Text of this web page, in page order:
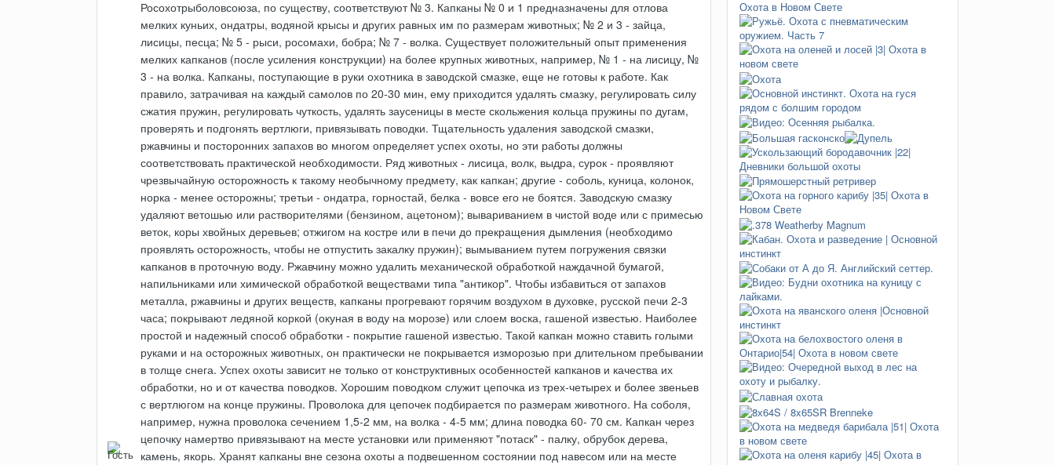
Росохотрыболовсоюза, по существу, соответствуют № 3. Капканы № 0 и 1 предназначены для отлова
мелких куньих, ондатры, водяной крысы и других равных им по размерам животных; № 2 и 3 - зайца,
лисицы, песца; № 5 - рыси, росомахи, бобра; № 7 - волка. Существует положительный опыт применения
мелких капканов (после усиления конструкции) на более крупных животных, например, № 1 - на лисицу, №
3 - на волка. Капканы, поступающие в руки охотника в заводской смазке, еще не готовы к работе. Как
правило, затрачивая на каждый самолов по 20-30 мин, ему приходится удалять смазку, регулировать силу
сжатия пружин, регулировать чуткость, удалять заусеницы в месте скольжения кольца пружины по дугам,
проверять и подгонять вертлюги, привязывать поводки. Тщательность удаления заводской смазки,
ржавчины и посторонних запахов во многом определяет успех охоты, но эти работы должны
соответствовать практической необходимости. Ряд животных - лисица, волк, выдра, сурок - проявляют
чрезвычайную осторожность к такому необычному предмету, как капкан; другие - соболь, куница, колонок,
норка - менее осторожны; третьи - ондатра, горностай, белка - вовсе его не боятся. Заводскую смазку
удаляют ветошью или растворителями (бензином, ацетоном); вывариванием в чистой воде или с примесью
веток, коры хвойных деревьев; отжигом на костре или в печи до прекращения дымления (необходимо
проявлять осторожность, чтобы не отпустить закалку пружин); вымыванием путем погружения связки
капканов в проточную воду. Ржавчину можно удалить механической обработкой наждачной бумагой,
напильниками или химической обработкой веществами типа "антикор". Чтобы избавиться от запахов
металла, ржавчины и других веществ, капканы прогревают горячим воздухом в духовке, русской печи 2-3
часа; покрывают ледяной коркой (окуная в воду на морозе) или слоем воска, гашеной известью. Наиболее
простой и надежный способ обработки - покрытие гашеной известью. Такой капкан можно ставить голыми
руками и на осторожных животных, он практически не покрывается изморозью при длительном пребывании
в толще снега. Успех охоты зависит не только от конструктивных особенностей капканов и качества их
обработки, но и от качества поводков. Хорошим поводком служит цепочка из трех-четырех и более звеньев
с вертлюгом на конце пружины. Проволока для цепочек подбирается по размерам животного. На соболя,
например, нужна проволока сечением 1,5-2 мм, на волка - 4-5 мм; длина поводка 60- 70 см. Капкан через
цепочку намертво привязывают на месте установки или применяют "потаск" - палку, обрубок дерева,
камень, якорь. Хранят капканы вне сезона охоты а подвешенном состоянии под навесом или на месте